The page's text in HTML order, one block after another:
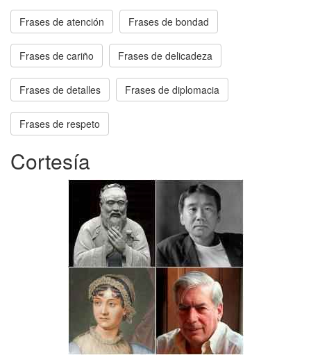
Frases de atención Frases de bondad
Frases de cariño Frases de delicadeza
Frases de detalles Frases de diplomacia
Frases de respeto
Cortesía